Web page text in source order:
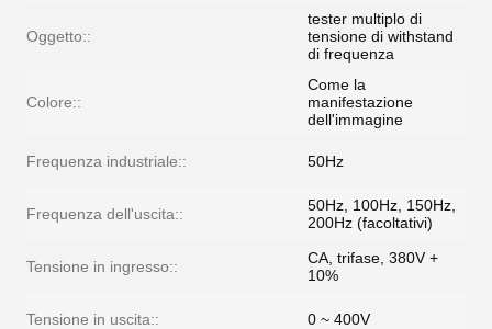
Oggetto::
tester multiplo di
tensione di withstand
di frequenza
Colore::
Come la
manifestazione
dell'immagine
Frequenza industriale:: 50Hz
Frequenza dell'uscita::
50Hz, 100Hz, 150Hz,
200Hz (facoltativi)
Tensione in ingresso::
CA, trifase, 380V +
10%
Tensione in uscita:: 0 ~ 400V